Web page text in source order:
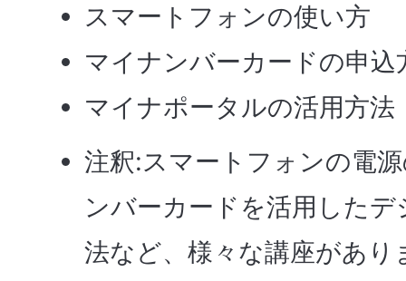
スマートフォンの使い方
マイナンバーカードの申込
マイナポータルの活用方法
注釈:スマートフォンの電
ンバーカードを活用した
法など、様々な講座があ